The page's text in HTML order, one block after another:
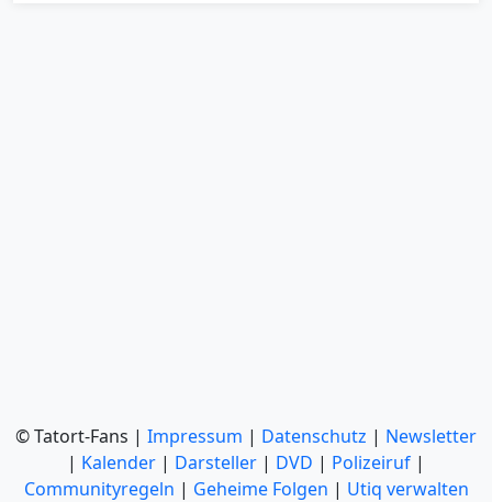
© Tatort-Fans | Impressum | Datenschutz | Newsletter
| Kalender | Darsteller | DVD | Polizeiruf |
Communityregeln | Geheime Folgen | Utiq verwalten